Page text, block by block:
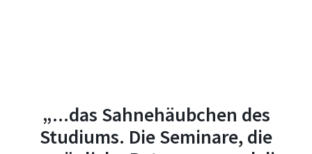
„...das Sahnehäubchen des
Studiums. Die Seminare, die